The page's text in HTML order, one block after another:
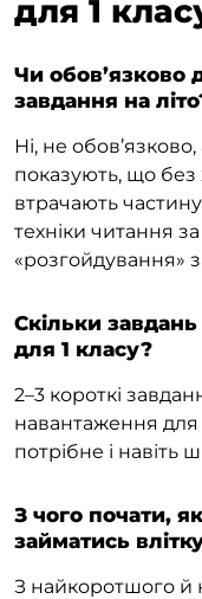
для 1
Чи обов’язково
завдання на
Ні, не
показують, що без
втрачають
техніки читання
«розгойдування»
Скільки
для 1 класу?
2–3 короткі
навантаження
потрібне і навіть
З чого почати,
займатись
З найкоротшого й